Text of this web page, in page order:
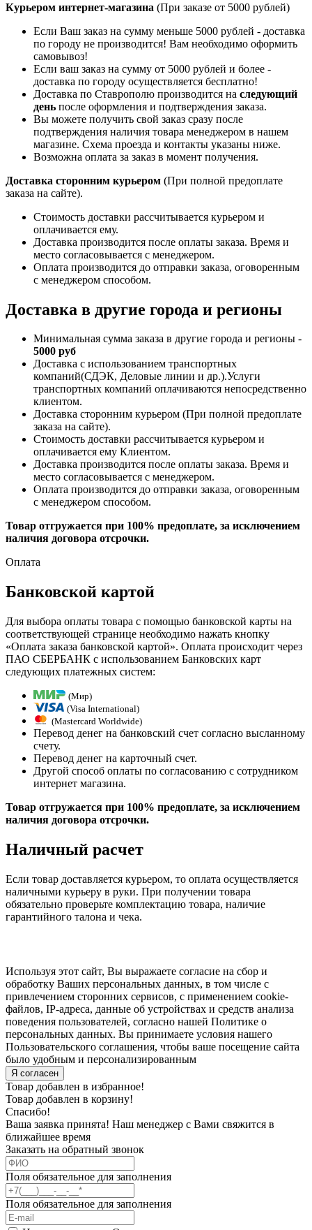
Курьером интернет-магазина (При заказе от 5000 рублей)
Если Ваш заказ на сумму меньше 5000 рублей - доставка
по городу не производится! Вам необходимо оформить
самовывоз!
Если ваш заказ на сумму от 5000 рублей и более -
доставка по городу осуществляется бесплатно!
Доставка по Ставрополю производится на следующий
день после оформления и подтверждения заказа.
Вы можете получить свой заказ сразу после
подтверждения наличия товара менеджером в нашем
магазине. Схема проезда и контакты указаны ниже.
Возможна оплата за заказ в момент получения.
Доставка сторонним курьером (При полной предоплате
заказа на сайте).
Стоимость доставки рассчитывается курьером и
оплачивается ему.
Доставка производится после оплаты заказа. Время и
место согласовывается с менеджером.
Оплата производится до отправки заказа, оговоренным
с менеджером способом.
Доставка в другие города и регионы
Минимальная сумма заказа в другие города и регионы -
5000 руб
Доставка с использованием транспортных
компаний(СДЭК, Деловые линии и др.).Услуги
транспортных компаний оплачиваются непосредственно
клиентом.
Доставка сторонним курьером (При полной предоплате
заказа на сайте).
Стоимость доставки рассчитывается курьером и
оплачивается ему Клиентом.
Доставка производится после оплаты заказа. Время и
место согласовывается с менеджером.
Оплата производится до отправки заказа, оговоренным
с менеджером способом.
Товар отгружается при 100% предоплате, за исключением
наличия договора отсрочки.
Оплата
Банковской картой
Для выбора оплаты товара с помощью банковской карты на
соответствующей странице необходимо нажать кнопку
«Оплата заказа банковской картой». Оплата происходит через
ПАО СБЕРБАНК с использованием Банковских карт
следующих платежных систем:
(Мир)
(Visa International)
(Mastercard Worldwide)
Перевод денег на банковский счет согласно высланному
счету.
Перевод денег на карточный счет.
Другой способ оплаты по согласованию с сотрудником
интернет магазина.
Товар отгружается при 100% предоплате, за исключением
наличия договора отсрочки.
Наличный расчет
Если товар доставляется курьером, то оплата осуществляется
наличными курьеру в руки. При получении товара
обязательно проверьте комплектацию товара, наличие
гарантийного талона и чека.
Используя этот сайт, Вы выражаете согласие на сбор и
обработку Ваших персональных данных, в том числе с
привлечением сторонних сервисов, с применением cookie-
файлов, IP-адреса, данные об устройствах и средств анализа
поведения пользователей, согласно нашей Политике о
персональных данных. Вы принимаете условия нашего
Пользовательского соглашения, чтобы ваше посещение сайта
было удобным и персонализированным
Я согласен
Товар добавлен в избранное!
Товар добавлен в корзину!
Спасибо!
Ваша заявка принята! Наш менеджер с Вами свяжится в
ближайшее время
Заказать на обратный звонок
Поля обязательное для заполнения
Поля обязательное для заполнения